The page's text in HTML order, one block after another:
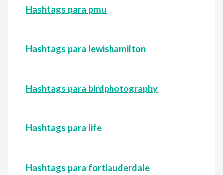
Hashtags para pmu
Hashtags para lewishamilton
Hashtags para birdphotography
Hashtags para life
Hashtags para fortlauderdale